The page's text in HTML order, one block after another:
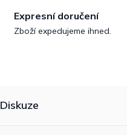
Expresní doručení
Zboží expedujeme ihned.
Diskuze